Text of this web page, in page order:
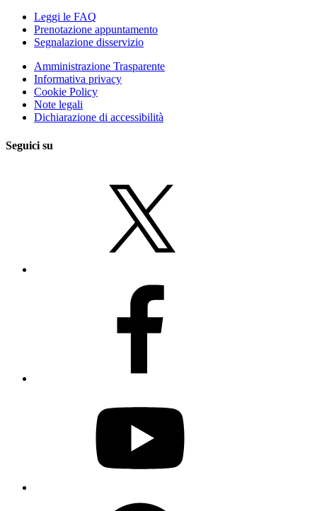
Leggi le FAQ
Prenotazione appuntamento
Segnalazione disservizio
Amministrazione Trasparente
Informativa privacy
Cookie Policy
Note legali
Dichiarazione di accessibilità
Seguici su